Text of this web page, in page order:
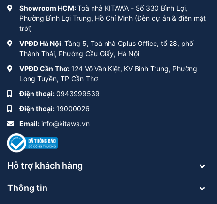
Showroom HCM:Toà nhà KITAWA - Số 330 Bình Lợi,
Phường Bình Lợi Trung, Hồ Chí Minh (Đèn dự án & điện mặt
trời)
VPĐD Hà Nội:Tầng 5, Toà nhà Cplus Office, tổ 28, phố
Thành Thái, Phường Cầu Giấy, Hà Nội
VPĐD Cần Thơ:124 Võ Văn Kiệt, KV Bình Trung, Phường
Long Tuyền, TP Cần Thơ
Điện thoại:0943999539
Điện thoại:19000026
Email: info@kitawa.vn
Hỗ trợ khách hàng
Thông tin